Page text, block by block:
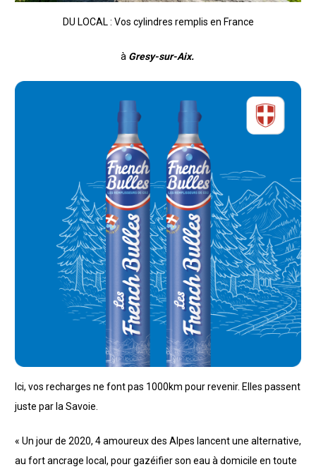
DU LOCAL : Vos cylindres remplis en France
à Gresy-sur-Aix.
Ici, vos recharges ne font pas 1000km pour revenir. Elles passent
juste par la Savoie.
« Un jour de 2020, 4 amoureux des Alpes lancent une alternative,
au fort ancrage local, pour gazéifier son eau à domicile en toute